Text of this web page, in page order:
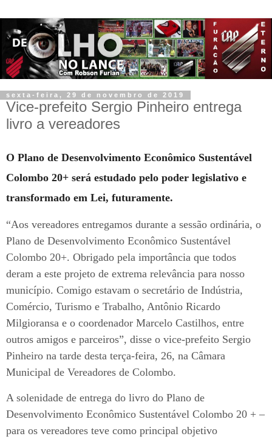
sexta-feira, 29 de novembro de 2019
Vice-prefeito Sergio Pinheiro entrega
livro a vereadores
O Plano de Desenvolvimento Econômico Sustentável
Colombo 20+ será estudado pelo poder legislativo e
transformado em Lei, futuramente.
“Aos vereadores entregamos durante a sessão ordinária, o
Plano de Desenvolvimento Econômico Sustentável
Colombo 20+. Obrigado pela importância que todos
deram a este projeto de extrema relevância para nosso
município. Comigo estavam o secretário de Indústria,
Comércio, Turismo e Trabalho, Antônio Ricardo
Milgioransa e o coordenador Marcelo Castilhos, entre
outros amigos e parceiros”, disse o vice-prefeito Sergio
Pinheiro na tarde desta terça-feira, 26, na Câmara
Municipal de Vereadores de Colombo.
A solenidade de entrega do livro do Plano de
Desenvolvimento Econômico Sustentável Colombo 20 + –
para os vereadores teve como principal objetivo